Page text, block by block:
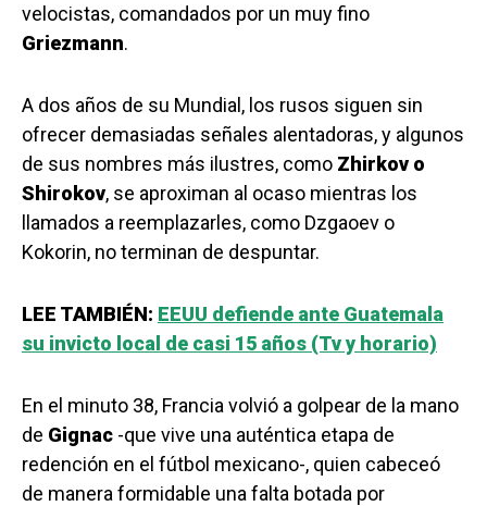
velocistas, comandados por un muy fino
Griezmann.
A dos años de su Mundial, los rusos siguen sin
ofrecer demasiadas señales alentadoras, y algunos
de sus nombres más ilustres, como Zhirkov o
Shirokov, se aproximan al ocaso mientras los
llamados a reemplazarles, como Dzgaoev o
Kokorin, no terminan de despuntar.
LEE TAMBIÉN: EEUU defiende ante Guatemala
su invicto local de casi 15 años (Tv y horario)
En el minuto 38, Francia volvió a golpear de la mano
de Gignac -que vive una auténtica etapa de
redención en el fútbol mexicano-, quien cabeceó
de manera formidable una falta botada por